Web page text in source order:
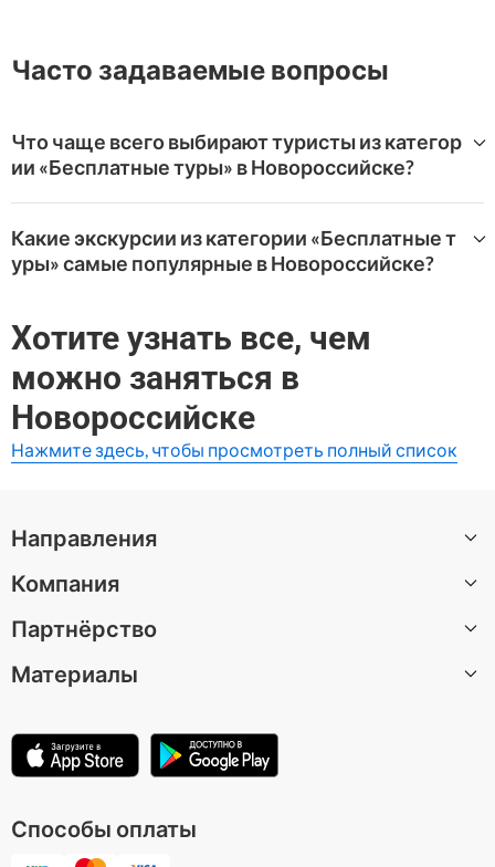
Часто задаваемые вопросы
Что чаще всего выбирают туристы из категор
ии «Бесплатные туры» в Новороссийске?
ые туры» в Новороссийск на WeGoTrip:
Городские легенды Новороссийска
Какие экскурсии из категории «Бесплатные т
уры» самые популярные в Новороссийске?
ые туры» в Новороссийске.
Самые высоко оцененные варианты:
Городские легенды Новороссийска
Хотите узнать все, чем
можно заняться в
Новороссийске
Нажмите здесь, чтобы просмотреть полный список
Направления
Все направления
Компания
О нас
Вакансии
Условия использования
Партнёрство
Стать автором экскурсии
Для музеев и достопримечательностей
Материалы
Способы оплаты